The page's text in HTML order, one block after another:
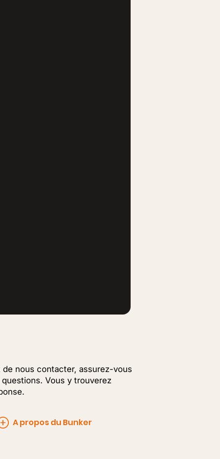
nous contacter, assurez-vous
Vous y trouverez
A propos du Bunker